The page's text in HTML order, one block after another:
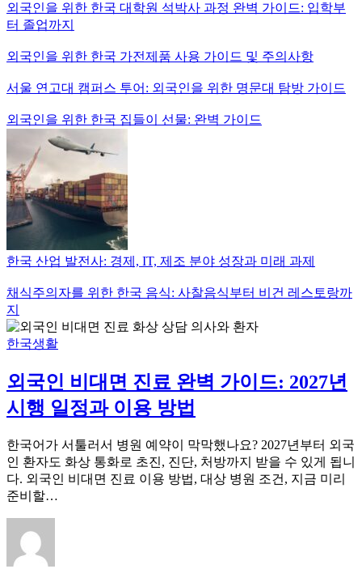
외국인을 위한 한국 대학원 석박사 과정 완벽 가이드: 입학부
터 졸업까지
외국인을 위한 한국 가전제품 사용 가이드 및 주의사항
서울 연고대 캠퍼스 투어: 외국인을 위한 명문대 탐방 가이드
외국인을 위한 한국 집들이 선물: 완벽 가이드
한국 산업 발전사: 경제, IT, 제조 분야 성장과 미래 과제
채식주의자를 위한 한국 음식: 사찰음식부터 비건 레스토랑까
지
한국생활
외국인 비대면 진료 완벽 가이드: 2027년
시행 일정과 이용 방법
한국어가 서툴러서 병원 예약이 막막했나요? 2027년부터 외국
인 환자도 화상 통화로 초진, 진단, 처방까지 받을 수 있게 됩니
다. 외국인 비대면 진료 이용 방법, 대상 병원 조건, 지금 미리
준비할…